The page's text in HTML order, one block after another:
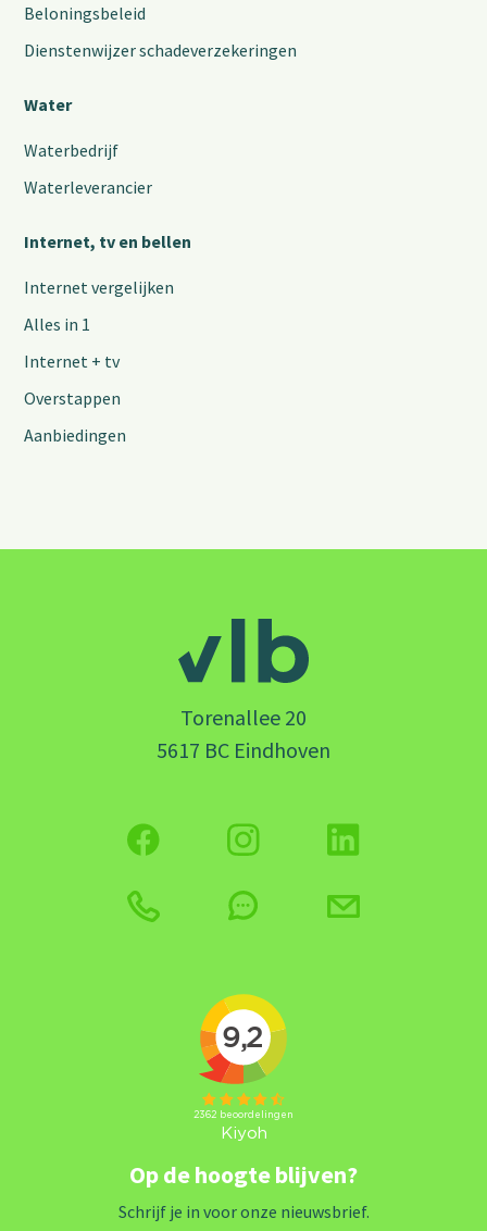
Beloningsbeleid
Dienstenwijzer schadeverzekeringen
Water
Waterbedrijf
Waterleverancier
Internet, tv en bellen
Internet vergelijken
Alles in 1
Internet + tv
Overstappen
Aanbiedingen
Torenallee 20
5617 BC Eindhoven
Op de hoogte blijven?
Schrijf je in voor onze nieuwsbrief.